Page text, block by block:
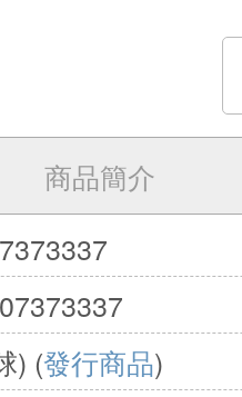
商品簡介
) (發行商品)